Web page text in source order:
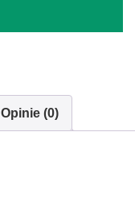
Opinie (0)